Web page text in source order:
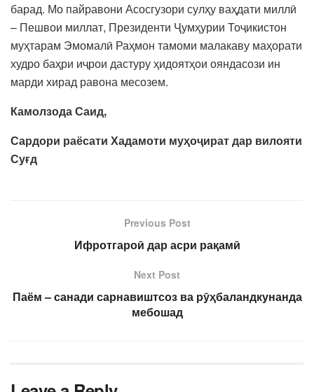
барад. Мо пайравони Асосгузори сулҳу ваҳдати миллӣ
– Пешвои миллат, Президенти Ҷумҳурии Тоҷикистон
муҳтарам Эмомалӣ Раҳмон тамоми малакаву маҳорати
худро баҳри иҷрои дастуру ҳидоятҳои ояндасози ин
марди хирад равона месозем.
Камолзода Саид,
Сардори раёсати Хадамоти муҳоҷират дар вилояти
Суғд
Previous Post
Ифротгароӣ дар асри рақамӣ
Next Post
Паём – санади сарнавиштсоз ва рӯҳбаландкунанда
мебошад